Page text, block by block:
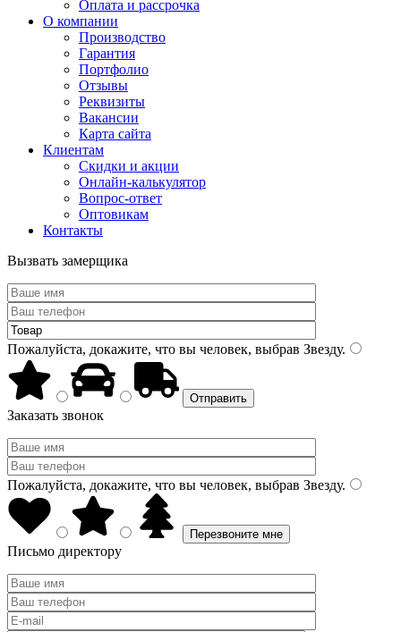
Оплата и рассрочка
О компании
Производство
Гарантия
Портфолио
Отзывы
Реквизиты
Вакансии
Карта сайта
Клиентам
Скидки и акции
Онлайн-калькулятор
Вопрос-ответ
Оптовикам
Контакты
Вызвать замерщика
Пожалуйста, докажите, что вы человек, выбрав Звезду.
Заказать звонок
Пожалуйста, докажите, что вы человек, выбрав Звезду.
Письмо директору